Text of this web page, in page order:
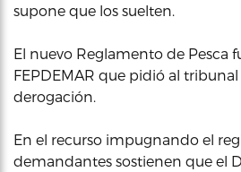
supone que los suelten.
El nuevo Reglamento de Pesca
FEPDEMAR que pidió al
derogación.
En el recurso impugnando el
demandantes sostienen que el